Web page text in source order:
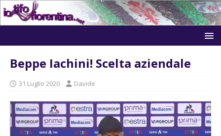
Beppe Iachini! Scelta aziendale
31 Luglio 2020 Davide